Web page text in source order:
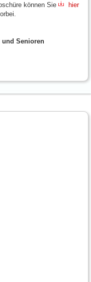
können Sie
hier
und Senioren